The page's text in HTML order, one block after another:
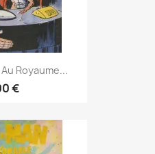
Royaume...
€